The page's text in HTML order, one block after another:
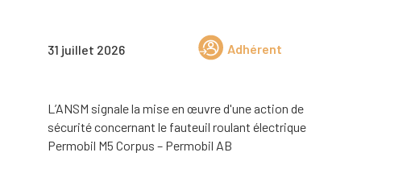
31 juillet 2026 Adhérent
L’ANSM signale la mise en œuvre d'une action de
sécurité concernant le fauteuil roulant électrique
Permobil M5 Corpus – Permobil AB